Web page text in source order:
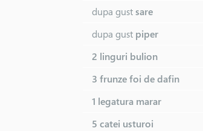
dupa gustsare
dupa gust piper
2 linguri bulion
3 frunzefoi de dafin
1 legatura marar
5 catei usturoi